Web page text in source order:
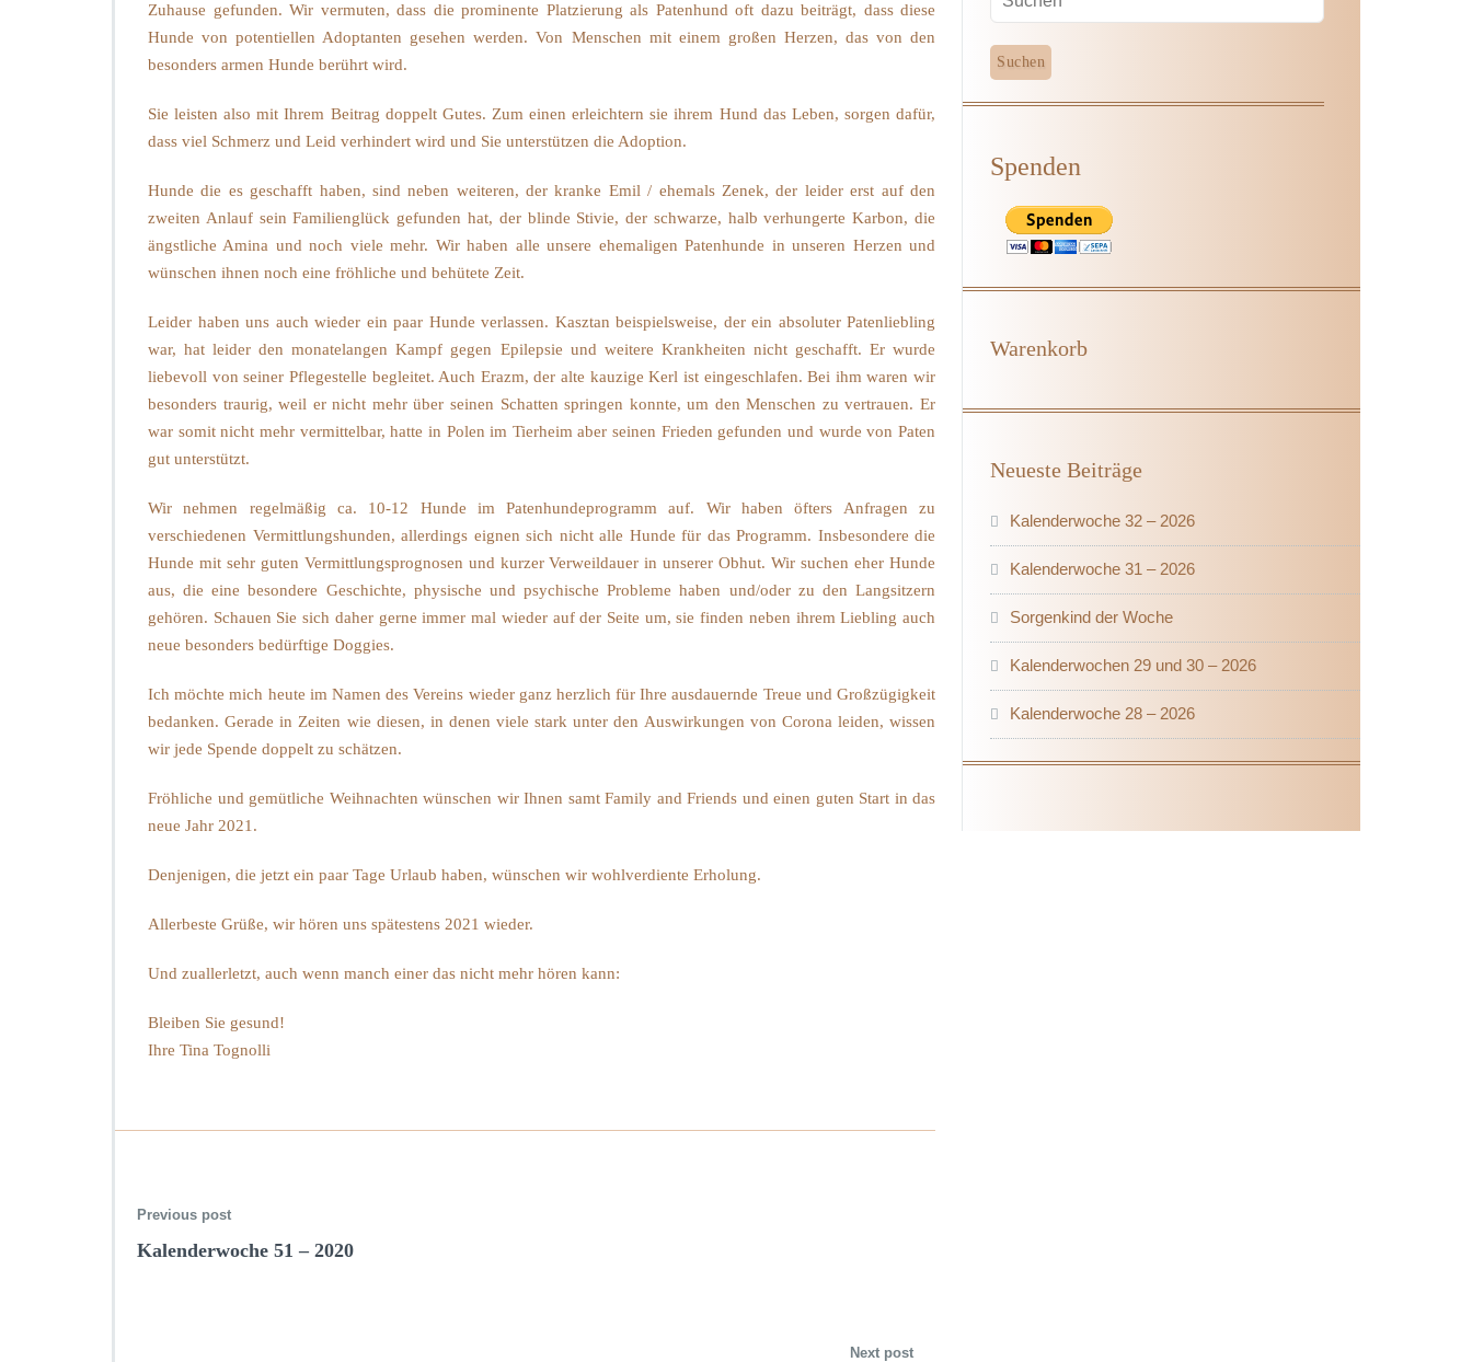
t
i
e
u
d
P
a
e
2
0
2
Zuhause gefunden. Wir vermuten, dass die prominente Platzierung als Patenhund oft dazu beiträgt, dass diese
Hunde von potentiellen Adoptanten gesehen werden. Von Menschen mit einem großen Herzen, das von den
besonders armen Hunde berührt wird.
Sie leisten also mit Ihrem Beitrag doppelt Gutes. Zum einen erleichtern sie ihrem Hund das Leben, sorgen dafür,
dass viel Schmerz und Leid verhindert wird und Sie unterstützen die Adoption.
Hunde die es geschafft haben, sind neben weiteren, der kranke Emil / ehemals Zenek, der leider erst auf den
zweiten Anlauf sein Familienglück gefunden hat, der blinde Stivie, der schwarze, halb verhungerte Karbon, die
ängstliche Amina und noch viele mehr. Wir haben alle unsere ehemaligen Patenhunde in unseren Herzen und
wünschen ihnen noch eine fröhliche und behütete Zeit.
Leider haben uns auch wieder ein paar Hunde verlassen. Kasztan beispielsweise, der ein absoluter Patenliebling
war, hat leider den monatelangen Kampf gegen Epilepsie und weitere Krankheiten nicht geschafft. Er wurde
liebevoll von seiner Pflegestelle begleitet. Auch Erazm, der alte kauzige Kerl ist eingeschlafen. Bei ihm waren wir
besonders traurig, weil er nicht mehr über seinen Schatten springen konnte, um den Menschen zu vertrauen. Er
war somit nicht mehr vermittelbar, hatte in Polen im Tierheim aber seinen Frieden gefunden und wurde von Paten
gut unterstützt.
Wir nehmen regelmäßig ca. 10-12 Hunde im Patenhundeprogramm auf. Wir haben öfters Anfragen zu
verschiedenen Vermittlungshunden, allerdings eignen sich nicht alle Hunde für das Programm. Insbesondere die
Hunde mit sehr guten Vermittlungsprognosen und kurzer Verweildauer in unserer Obhut. Wir suchen eher Hunde
aus, die eine besondere Geschichte, physische und psychische Probleme haben und/oder zu den Langsitzern
gehören. Schauen Sie sich daher gerne immer mal wieder auf der Seite um, sie finden neben ihrem Liebling auch
neue besonders bedürftige Doggies.
Ich möchte mich heute im Namen des Vereins wieder ganz herzlich für Ihre ausdauernde Treue und Großzügigkeit
bedanken. Gerade in Zeiten wie diesen, in denen viele stark unter den Auswirkungen von Corona leiden, wissen
wir jede Spende doppelt zu schätzen.
Fröhliche und gemütliche Weihnachten wünschen wir Ihnen samt Family and Friends und einen guten Start in das
neue Jahr 2021.
Denjenigen, die jetzt ein paar Tage Urlaub haben, wünschen wir wohlverdiente Erholung.
Allerbeste Grüße, wir hören uns spätestens 2021 wieder.
Und zuallerletzt, auch wenn manch einer das nicht mehr hören kann:
Bleiben Sie gesund!
Ihre Tina Tognolli
Previous post
Kalenderwoche 51 – 2020
Next post
Spenden
Warenkorb
Neueste Beiträge
Kalenderwoche 32 – 2026
Kalenderwoche 31 – 2026
Sorgenkind der Woche
Kalenderwochen 29 und 30 – 2026
Kalenderwoche 28 – 2026